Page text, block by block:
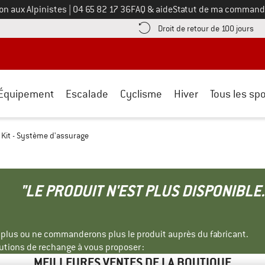
aux Alpinistes Appelez-nous au
04 65 82 17 36FAQ & aideStatut de ma
les informations de paiement ici ! Ouvre une boîte d'information
Droit de retour de 100 jours
Escalade Cyclisme Hiver Tous les
Kit - Système d'assurage
"LE PRODUIT N'EST PLUS
ou ne commanderons plus le produit auprès du fabricant.
de rechange à vous proposer :